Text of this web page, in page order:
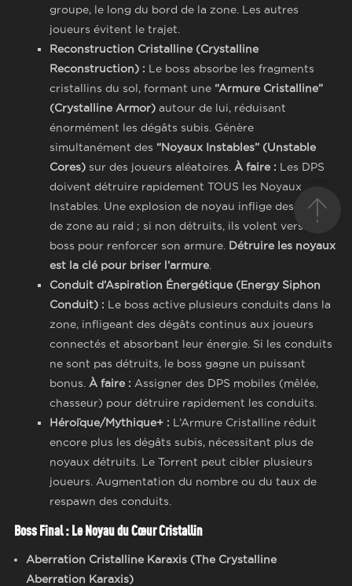
groupe, le long du bord de la zone. Les autres
joueurs évitent le trajet.
Reconstruction Cristalline (Crystalline
Reconstruction) : Le boss absorbe les fragments
cristallins du sol, formant une “Armure Cristalline”
(Crystalline Armor)autour de lui, réduisant
énormément les dégâts subis. Génère
simultanément des “Noyaux Instables” (Unstable
Cores)sur des joueurs aléatoires. À faire : Les DPS
doivent détruire rapidement TOUS les Noyaux
Instables. Une explosion de noyau inflige des dégâts
de zone au raid ; si non détruits, ils volent vers le
boss pour renforcer son armure. Détruire les noyaux
est la clé pour briser l’armure.
Conduit d’Aspiration Énergétique (Energy Siphon
Conduit) : Le boss active plusieurs conduits dans la
zone, infligeant des dégâts continus aux joueurs
connectés et absorbant leur énergie. Si les conduits
ne sont pas détruits, le boss gagne un puissant
bonus. À faire : Assigner des DPS mobiles (mêlée,
chasseur) pour détruire rapidement les conduits.
Héroïque/Mythique+ : L’Armure Cristalline réduit
encore plus les dégâts subis, nécessitant plus de
noyaux détruits. Le Torrent peut cibler plusieurs
joueurs. Augmentation du nombre ou du taux de
respawn des conduits.
Boss Final : Le Noyau du Cœur Cristallin
Aberration Cristalline Karaxis (The Crystalline
Aberration Karaxis)